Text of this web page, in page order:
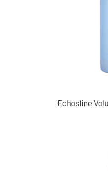
productEchosline